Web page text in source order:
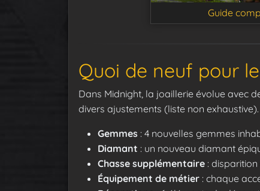
Guide
Quoi de neuf pour
Dans Midnight, la joaillerie évolue avec
divers ajustements (liste non
Gemmes : 4 nouvelles gemmes
Diamant : un nouveau diamant
Chasse supplémentaire :
Équipement de métier : chaque